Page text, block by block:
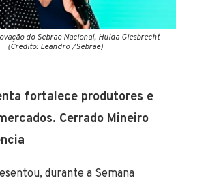
do Sebrae Nacional, Hulda Giesbrecht
(Credito: Leandro /Sebrae)
fortalece produtores e
Cerrado Mineiro
durante a Semana